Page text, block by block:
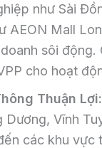
như Sài
AEON Mall
sôi
cho hoạt
Thuận Lợi:
Dương, Vĩnh
các khu